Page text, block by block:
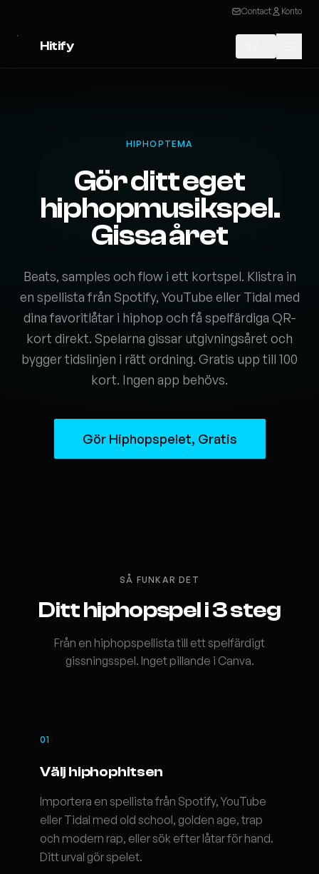
Contact Konto
Hitify
HIPHOPTEMA
Gör ditt eget
hiphopmusikspel.
Gissa året
Beats, samples och flow i ett kortspel. Klistra in
en spellista från Spotify, YouTube eller Tidal med
dina favoritlåtar i hiphop och få spelfärdiga QR-
kort direkt. Spelarna gissar utgivningsåret och
bygger tidslinjen i rätt ordning. Gratis upp till 100
kort. Ingen app behövs.
Gör Hiphopspelet, Gratis
SÅ FUNKAR DET
Ditt hiphopspel i 3 steg
Från en hiphopspellista till ett spelfärdigt
gissningsspel. Inget pillande i Canva.
01
Välj hiphophitsen
Importera en spellista från Spotify, YouTube
eller Tidal med old school, golden age, trap
och modern rap, eller sök efter låtar för hand.
Ditt urval gör spelet.